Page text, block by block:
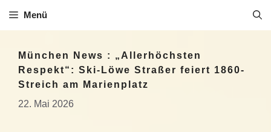
Inhalt
Menü
München News : „Allerhöchsten
Respekt“: Ski-Löwe Straßer feiert 1860-
Streich am Marienplatz
22. Mai 2026